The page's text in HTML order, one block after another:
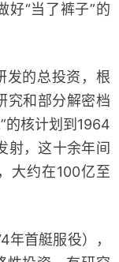
好“当了裤子”的
的总投资，根
究和部分解密档
的核计划到1964
射，这十余年间
大约在100亿至
首艇服役），